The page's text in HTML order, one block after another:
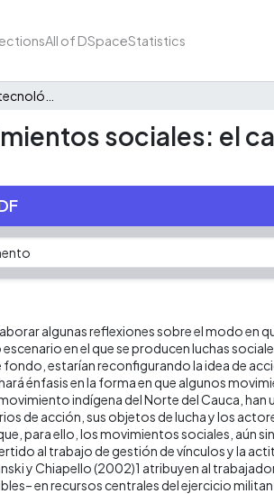
All of DSpaceStatistics
sociales: el
algunas reflexiones sobre el modo en
en el que se producen luchas
fondo, estarían reconfigurando la idea de
énfasis en la forma en que algunos
indígena del Norte del Cauca, han
de acción, sus objetos de lucha y los
para ello, los movimientos sociales, aún sin
al trabajo de gestión de vínculos y la
y Chiapello (2002)1 atribuyen al
en recursos centrales del ejercicio